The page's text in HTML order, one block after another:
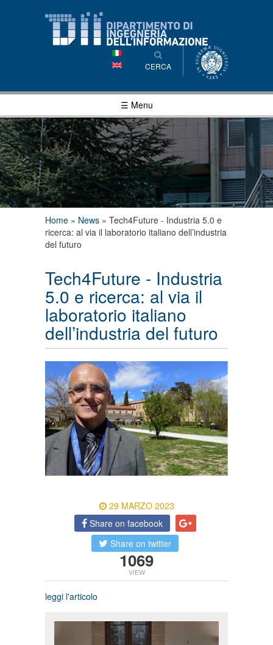
contenuto
principale
CERCA
☰ Menu
Tu sei qui
Home » News » Tech4Future - Industria 5.0 e
ricerca: al via il laboratorio italiano dell’industria
del futuro
Tech4Future - Industria
5.0 e ricerca: al via il
laboratorio italiano
dell’industria del futuro
29 MARZO 2023
Share on facebook
Share on twitter
1069
VIEW
leggi l'articolo